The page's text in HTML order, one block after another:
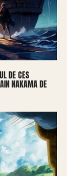
DE CES
NAKAMA DE